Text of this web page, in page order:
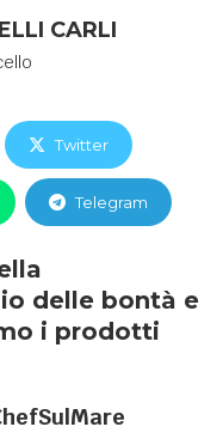
CARLI
Twitter
Telegram
delle bontà e
i prodotti